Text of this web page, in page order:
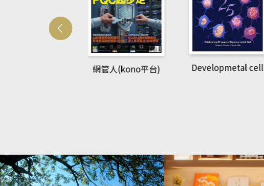
網管人(kono平台) Developmetal cell